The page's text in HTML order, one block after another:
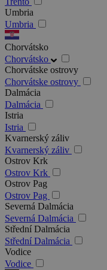
Umbria
Umbria
Chorvátsko
Chorvátsko
Chorvátske ostrovy
Chorvátske ostrovy
Dalmácia
Dalmácia
Istria
Istria
Kvarnerský záliv
Kvarnerský záliv
Ostrov Krk
Ostrov Krk
Ostrov Pag
Ostrov Pag
Severná Dalmácia
Severná Dalmácia
Střední Dalmácia
Střední Dalmácia
Vodice
Vodice